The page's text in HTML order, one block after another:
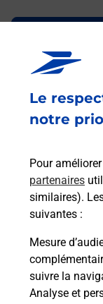
Le
notre
Pour
partenaires
similaires).
suivantes :
Mesure
suivre la
Analyse et